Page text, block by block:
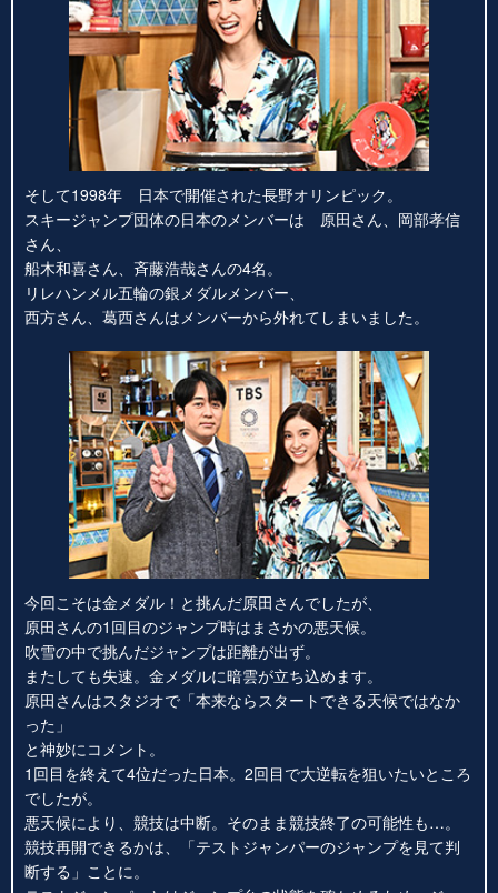
そして1998年 日本で開催された長野オリンピック。
スキージャンプ団体の日本のメンバーは 原田さん、岡部孝信
さん、
船木和喜さん、斉藤浩哉さんの4名。
リレハンメル五輪の銀メダルメンバー、
西方さん、葛西さんはメンバーから外れてしまいました。
今回こそは金メダル！と挑んだ原田さんでしたが、
原田さんの1回目のジャンプ時はまさかの悪天候。
吹雪の中で挑んだジャンプは距離が出ず。
またしても失速。金メダルに暗雲が立ち込めます。
原田さんはスタジオで「本来ならスタートできる天候ではなか
った」
と神妙にコメント。
1回目を終えて4位だった日本。2回目で大逆転を狙いたいところ
でしたが。
悪天候により、競技は中断。そのまま競技終了の可能性も…。
競技再開できるかは、「テストジャンパーのジャンプを見て判
断する」ことに。